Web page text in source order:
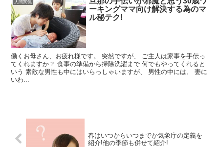
人間関係
ーキングママ向け解決する為のマ
ル秘テク!
働くお母さん、お疲れ様です。 突然ですが、 ご主人は家事を手伝っ
てくれますか？ 食事の準備から掃除洗濯まで 何でもやってくれると
いう 素敵な男性も中にはいらっしゃいますが、 男性の中には、 妻に
いわ...
春はいつからいつまでか気象庁の定義を
紹介!他の季節も併せて紹介!